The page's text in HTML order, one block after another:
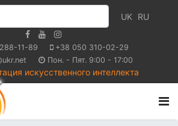
UK RU
11-89
+38 050 310-02-29
Пон. - Пят. 9:00 - 17:00
искусственного интеллекта